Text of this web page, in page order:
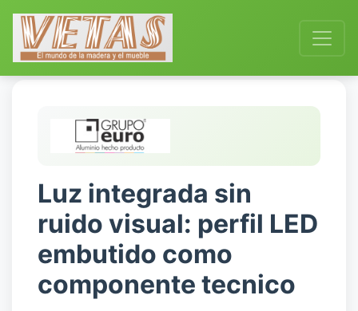
Luz integrada sin
ruido visual: perfil LED
embutido como
componente tecnico